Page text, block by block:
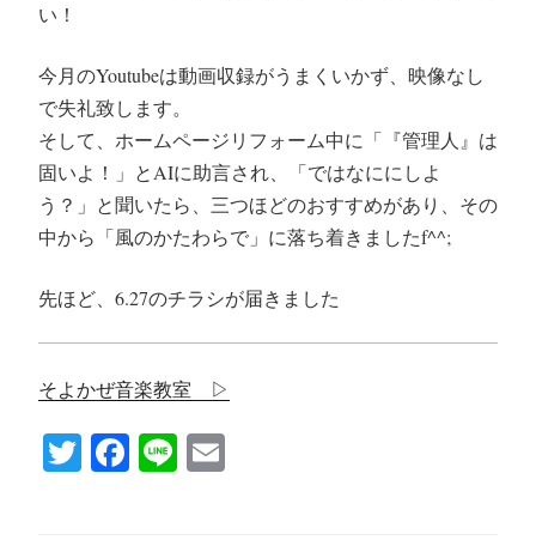
い！
今月のYoutubeは動画収録がうまくいかず、映像なし
で失礼致します。
そして、ホームページリフォーム中に「『管理人』は
固いよ！」とAIに助言され、「ではなににしよ
う？」と聞いたら、三つほどのおすすめがあり、その
中から「風のかたわらで」に落ち着きましたf^^;
先ほど、6.27のチラシが届きました
そよかぜ音楽教室 ▷
T Fa Li